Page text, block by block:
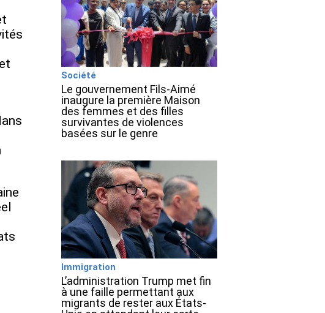
Société
Le gouvernement Fils-Aimé
inaugure la première Maison
des femmes et des filles
survivantes de violences
basées sur le genre
Immigration
L’administration Trump met fin
à une faille permettant aux
migrants de rester aux États-